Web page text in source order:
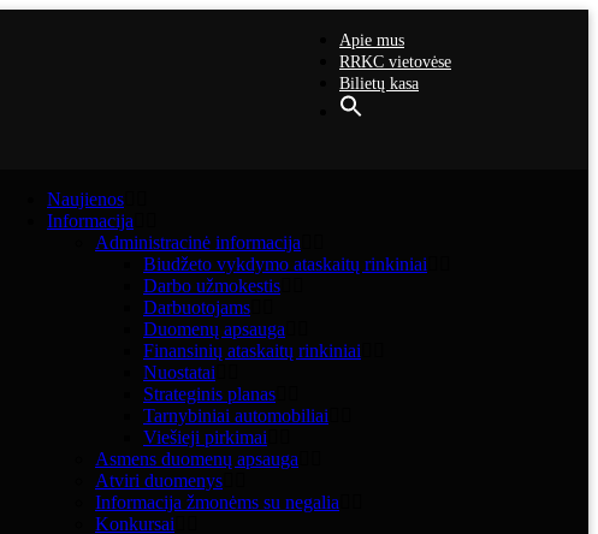
Apie mus
RRKC vietovėse
Bilietų kasa
Naujienos
Informacija
Administracinė informacija
Biudžeto vykdymo ataskaitų rinkiniai
Darbo užmokestis
Darbuotojams
Duomenų apsauga
Finansinių ataskaitų rinkiniai
Nuostatai
Strateginis planas
Tarnybiniai automobiliai
Viešieji pirkimai
Asmens duomenų apsauga
Atviri duomenys
Informacija žmonėms su negalia
Konkursai